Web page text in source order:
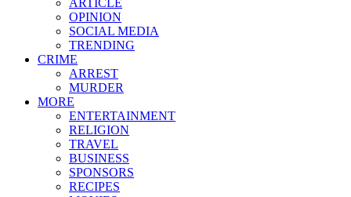
OPINION
SOCIAL MEDIA
TRENDING
CRIME
ARREST
MURDER
MORE
ENTERTAINMENT
RELIGION
TRAVEL
BUSINESS
SPONSORS
RECIPES